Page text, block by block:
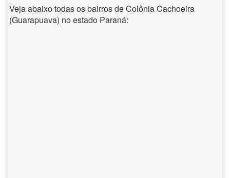
Veja abaixo todas os bairros de Colônia Cachoeira
(Guarapuava) no estado Paraná: